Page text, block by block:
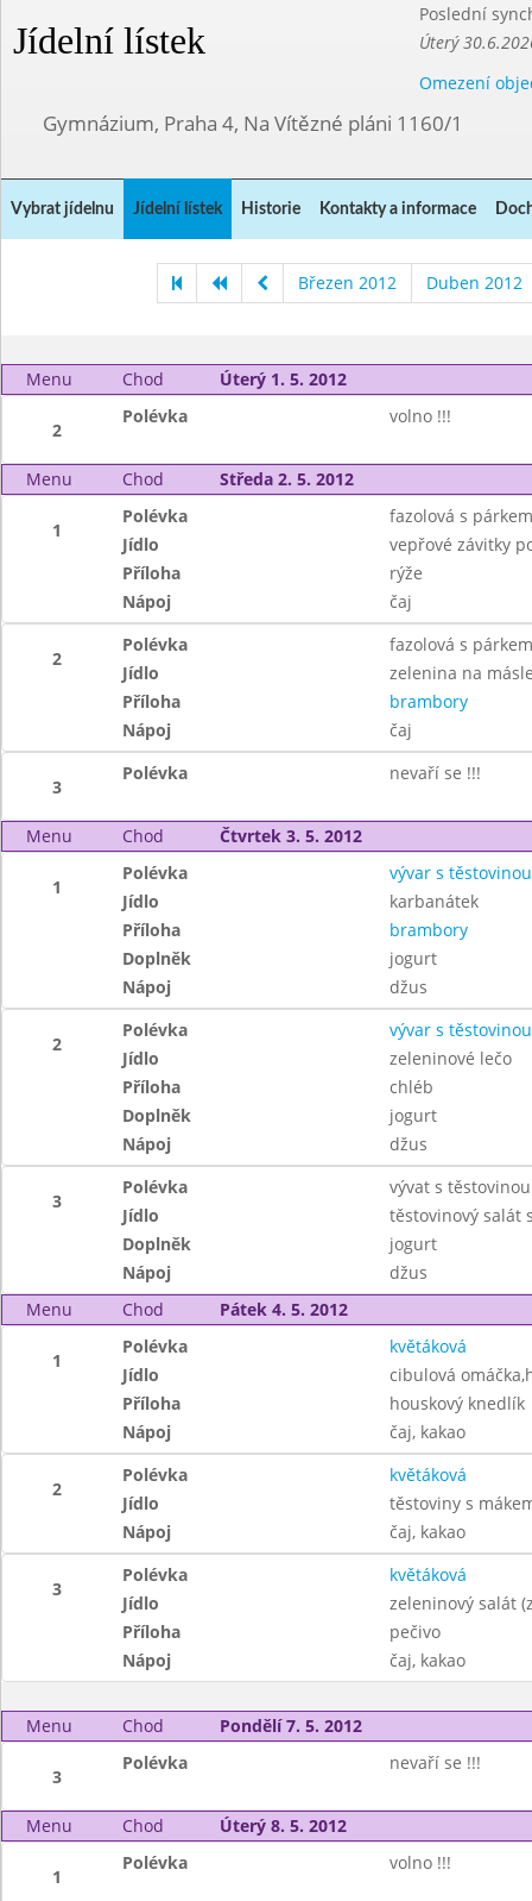
Jídelní lístek
Poslední
Úterý
Omezení
Gymnázium, Praha 4, Na Vítězné pláni 1160/1
Vybrat jídelnu Jídelní lístek Historie Kontakty a informace
Březen 2012 Duben 2012
Menu Chod Úterý 1. 5. 2012
2
Polévka volno !!!
Menu Chod Středa 2. 5. 2012
1
Polévka
fazolová s párkem
Jídlo
vepřové závitky
Příloha
rýže
Nápoj
čaj
2
Polévka
fazolová s párkem
Jídlo
zelenina na
Příloha
brambory
Nápoj
čaj
3
Polévka nevaří se !!!
Menu Chod Čtvrtek 3. 5. 2012
1
Polévka
vývar s těstovinou
Jídlo
karbanátek
Příloha
brambory
Doplněk
jogurt
Nápoj
džus
2
Polévka
vývar s těstovinou
Jídlo
zeleninové lečo
Příloha
chléb
Doplněk
jogurt
Nápoj
džus
3
Polévka
vývat s těstovinou
Jídlo
těstovinový salát
Doplněk
jogurt
Nápoj
džus
Menu
Chod Pátek 4. 5. 2012
1
Polévka
květáková
Jídlo
cibulová
Příloha
houskový knedlík
Nápoj
čaj, kakao
2
Polévka
květáková
Jídlo
těstoviny s
Nápoj
čaj, kakao
3
Polévka
květáková
Jídlo
zeleninový salát
Příloha
pečivo
Nápoj
čaj, kakao
Menu Chod Pondělí 7. 5. 2012
3
Polévka nevaří se !!!
Menu Chod Úterý 8. 5. 2012
1
Polévka volno !!!